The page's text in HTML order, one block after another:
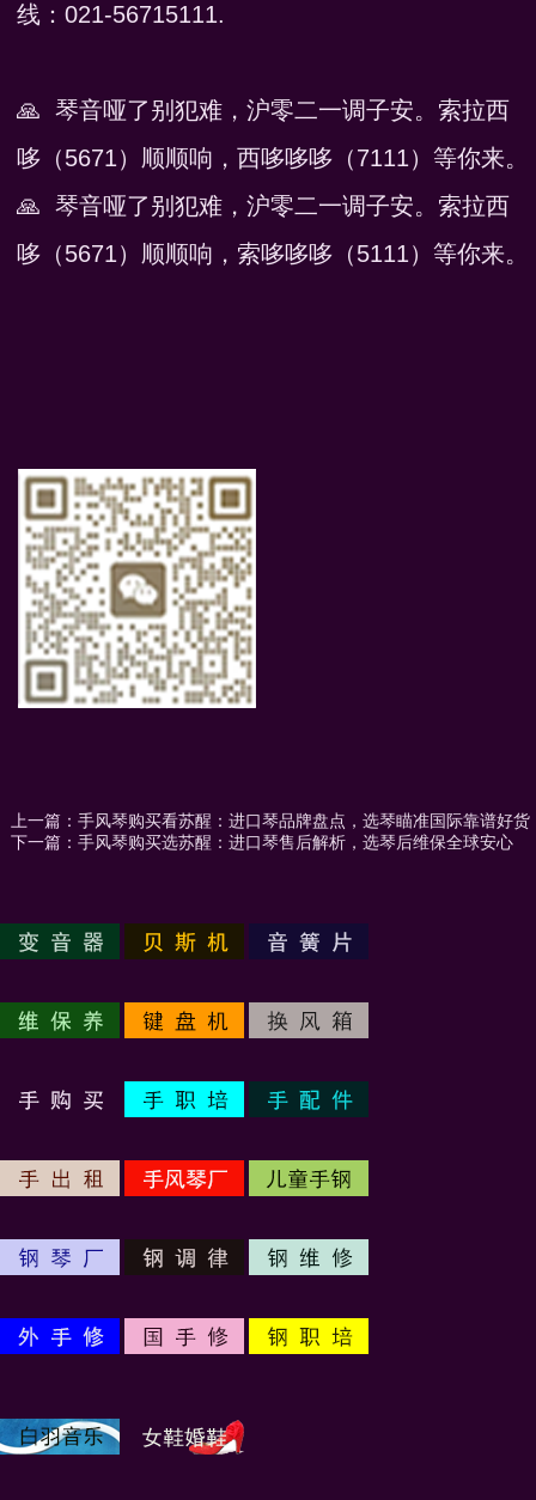
线：021-56715111.
🙏 琴音哑了别犯难，沪零二一调子安。索拉西
哆（5671）顺顺响，西哆哆哆（7111）等你来。
🙏 琴音哑了别犯难，沪零二一调子安。索拉西
哆（5671）顺顺响，索哆哆哆（5111）等你来。
上一篇： 手风琴购买看苏醒：进口琴品牌盘点，选琴瞄准国际靠谱好货
下一篇： 手风琴购买选苏醒：进口琴售后解析，选琴后维保全球安心